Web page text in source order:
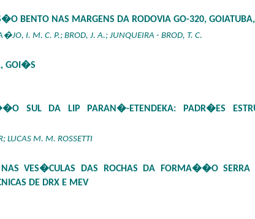
BENTO NAS MARGENS DA RODOVIA GO-320,
I. M. C. P.; BROD, J. A.; JUNQUEIRA - BROD, T. C.
GOI�S
SUL DA LIP PARAN�-ETENDEKA: PADR�ES
LUCAS M. M. ROSSETTI
NAS VES�CULAS DAS ROCHAS DA FORMA��O SERRA
DE DRX E MEV